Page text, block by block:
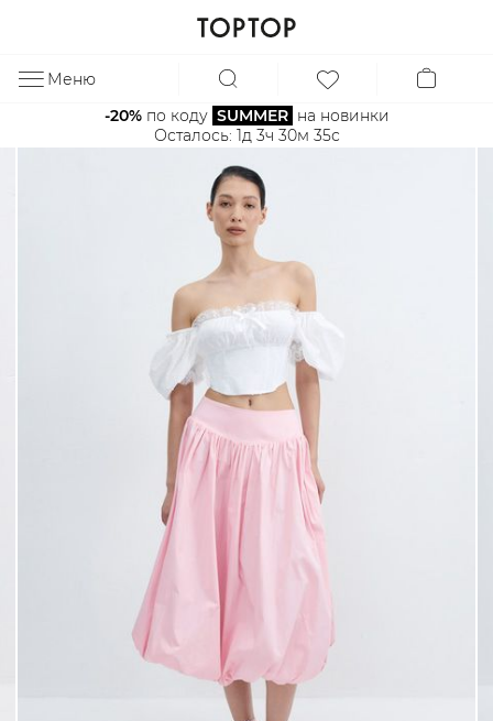
Меню
-20% по коду SUMMER на новинки
Осталось: 1д 3ч 30м 35с